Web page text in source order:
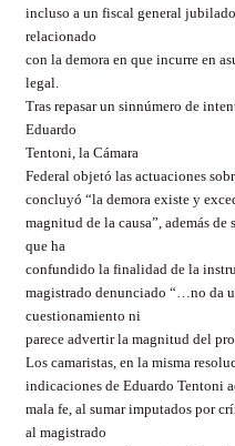
incluso a un fiscal general
relacionado
con la demora en que incurre en
legal.
Tras repasar un sinnúmero de
Eduardo
Tentoni, la Cámara
Federal objetó las actuaciones
concluyó “la demora existe y
magnitud de la causa”, además
que ha
confundido la finalidad de la
magistrado denunciado “…no da
cuestionamiento ni
parece advertir la magnitud del
Los camaristas, en la misma
indicaciones de Eduardo Tentoni
mala fe, al sumar imputados por
al magistrado